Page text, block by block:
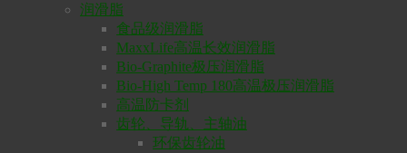
润滑脂
食品级润滑脂
MaxxLife高温长效润滑脂
Bio-Graphite极压润滑脂
Bio-High Temp 180高温极压润滑脂
高温防卡剂
齿轮、导轨、主轴油
环保齿轮油